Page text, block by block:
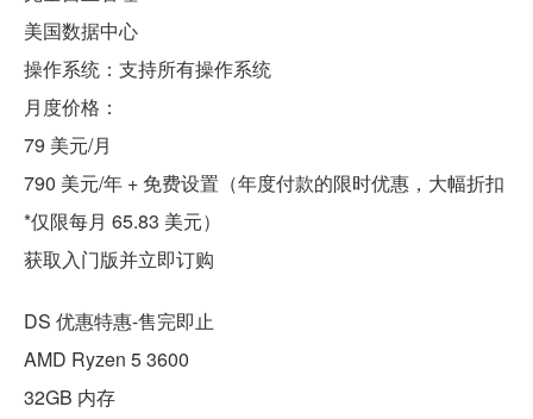
美国数据中心
操作系统：支持所有操作系统
月度价格：
79 美元/月
790 美元/年 + 免费设置（年度付款的限时优惠，大幅折扣
*仅限每月 65.83 美元）
获取入门版并立即订购
DS 优惠特惠-售完即止
AMD Ryzen 5 3600
32GB 内存